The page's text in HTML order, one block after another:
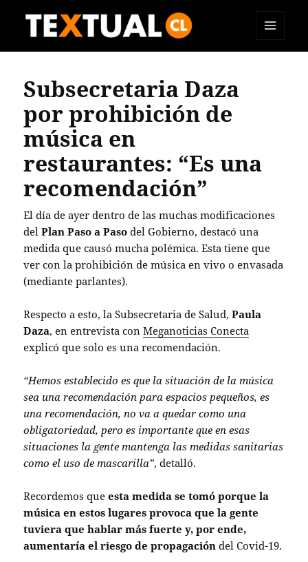
Subsecretaria Daza
por prohibición de
música en
restaurantes: “Es una
recomendación”
El día de ayer dentro de las muchas modificaciones
del Plan Paso a Paso del Gobierno, destacó una
medida que causó mucha polémica. Esta tiene que
ver con la prohibición de música en vivo o envasada
(mediante parlantes).
Respecto a esto, la Subsecretaria de Salud,Paula
Daza, en entrevista conMeganoticias Conecta
explicó que solo es una recomendación.
“Hemos establecido es que la situación de la música
sea una recomendación para espacios pequeños, es
una recomendación, no va a quedar como una
obligatoriedad, pero es importante que en esas
situaciones la gente mantenga las medidas sanitarias
como el uso de mascarilla”, detalló.
Recordemos queesta medida se tomó porque la
música en estos lugares provoca que la gente
tuviera que hablar más fuerte y, por ende,
aumentaría el riesgo de propagación del Covid-19.